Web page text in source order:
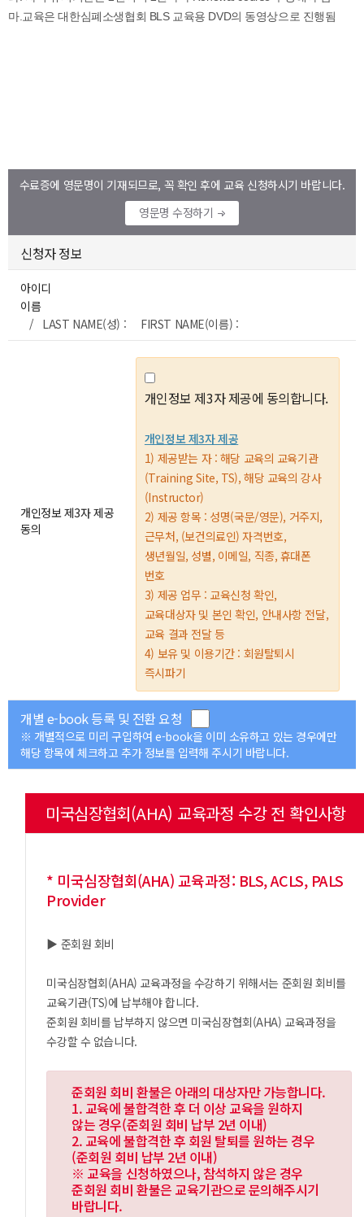
수료증에 영문명이 기재되므로, 꼭 확인 후에 교육 신청하시기 바랍니다.
영문명 수정하기
신청자 정보
아이디
이름
/ LAST NAME(성) : FIRST NAME(이름) :
개인정보 제3자 제공
동의
개인정보 제3자 제공에 동의합니다.
개인정보 제3자 제공
1) 제공받는 자 : 해당 교육의 교육기관
(Training Site, TS), 해당 교육의 강사
(Instructor)
2) 제공 항목 : 성명(국문/영문), 거주지,
근무처, (보건의료인) 자격번호,
생년월일, 성별, 이메일, 직종, 휴대폰
번호
3) 제공 업무 : 교육신청 확인,
교육대상자 및 본인 확인, 안내사항 전달,
교육 결과 전달 등
4) 보유 및 이용기간 : 회원탈퇴시
즉시파기
개별 e-book 등록 및 전환 요청
※ 개별적으로 미리 구입하여 e-book을 이미 소유하고 있는 경우에만
해당 항목에 체크하고 추가 정보를 입력해 주시기 바랍니다.
미국심장협회(AHA) 교육과정 수강 전 확인사항
* 미국심장협회(AHA) 교육과정: BLS, ACLS, PALS
Provider
▶ 준회원 회비
미국심장협회(AHA) 교육과정을 수강하기 위해서는 준회원 회비를
교육기관(TS)에 납부해야 합니다.
준회원 회비를 납부하지 않으면 미국심장협회(AHA) 교육과정을
수강할 수 없습니다.
준회원 회비 환불은 아래의 대상자만 가능합니다.
1. 교육에 불합격한 후 더 이상 교육을 원하지
않는 경우(준회원 회비 납부 2년 이내)
2. 교육에 불합격한 후 회원 탈퇴를 원하는 경우
(준회원 회비 납부 2년 이내)
※ 교육을 신청하였으나, 참석하지 않은 경우
준회원 회비 환불은 교육기관으로 문의해주시기
바랍니다.